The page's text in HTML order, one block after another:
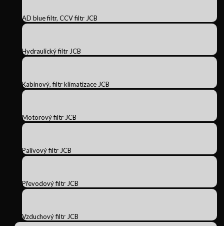
AD blue filtr, CCV filtr JCB
Hydraulický filtr JCB
Kabinový, filtr klimatizace JCB
Motorový filtr JCB
Palivový filtr JCB
Převodový filtr JCB
Vzduchový filtr JCB